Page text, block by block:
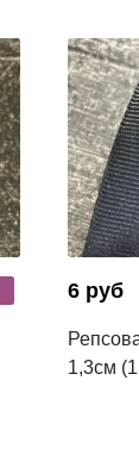
6 руб
1,3см